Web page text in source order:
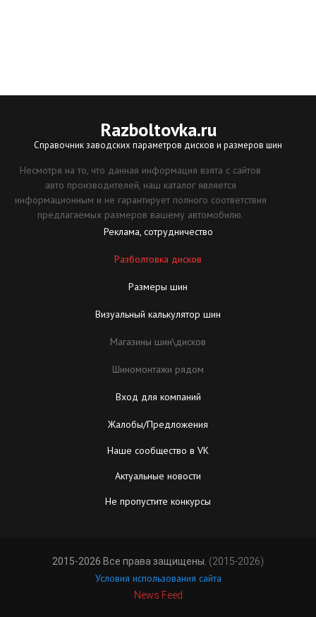
Razboltovka.ru
Справочник заводских параметров дисков и размеров шин
Несмотря на то, что данная информация взята с сайтов
авто производителей, наш каталог является
информационным и не гарантирует полного соответствия
предлагаемых размеров вашему автомобилю.
Реклама, сотрудничество
Разболтовка дисков
Размеры шин
Визуальный калькулятор шин
Магазины шин\дисков
Шиномонтажи рядом
Вход для компаний
Жалобы/Предложения
Наше сообщество в VK
Актуальные новости
Не пропустите конкурсы
2015-2026 Все права защищены. (2015-2026)
Условия использования сайта
News Feed